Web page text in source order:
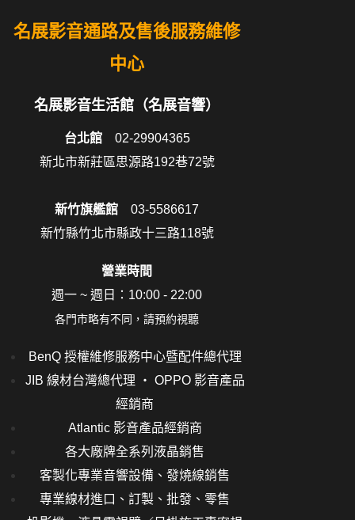
名展影音通路及售後服務維修
中心
名展影音生活館（名展音響）
台北館02-29904365
新北市新莊區思源路192巷72號
新竹旗艦館 03-5586617
新竹縣竹北市縣政十三路118號
營業時間
週一 ~ 週日：10:00 - 22:00
各門市略有不同，請預約視聽
BenQ 授權維修服務中心暨配件總代理
JIB 線材台灣總代理 ‧ OPPO 影音產品
經銷商
Atlantic 影音產品經銷商
各大廠牌全系列液晶銷售
客製化專業音響設備、發燒線銷售
專業線材進口、訂製、批發、零售